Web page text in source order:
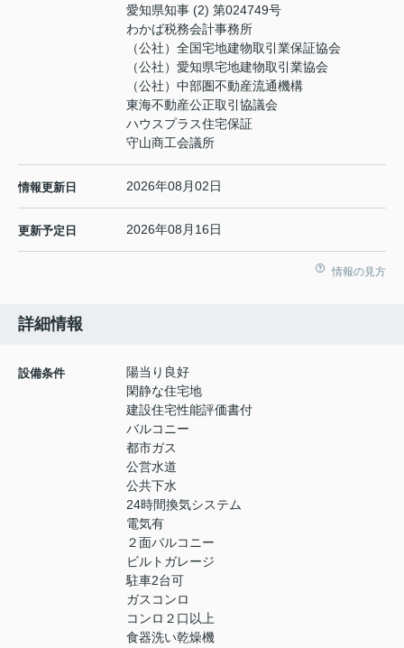
愛知県知事 (2) 第024749号
わかば税務会計事務所
（公社）全国宅地建物取引業保証協会
（公社）愛知県宅地建物取引業協会
（公社）中部圏不動産流通機構
東海不動産公正取引協議会
ハウスプラス住宅保証
守山商工会議所
情報更新日 2026年08月02日
更新予定日 2026年08月16日
情報の見方
詳細情報
設備条件
陽当り良好
閑静な住宅地
建設住宅性能評価書付
バルコニー
都市ガス
公営水道
公共下水
24時間換気システム
電気有
２面バルコニー
ビルトガレージ
駐車2台可
ガスコンロ
コンロ２口以上
食器洗い乾燥機